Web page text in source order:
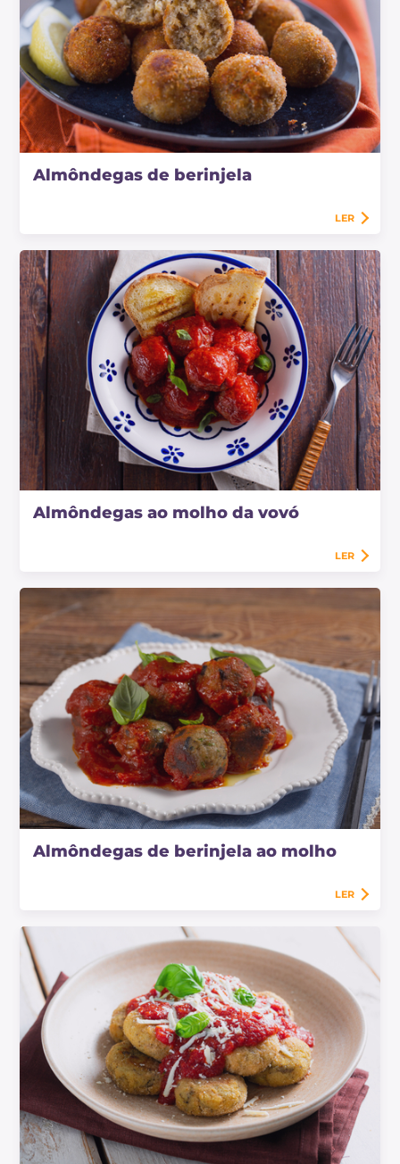
Almôndegas de berinjela
LER
Almôndegas ao molho da vovó
LER
Almôndegas de berinjela ao molho
LER